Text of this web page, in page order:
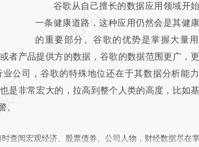
谷歌从自己擅长的数据应用领域开
一条健康道路，这种应用仍然会是其健
的重要部分。谷歌的优势是掌握大量
者产品提供方的数据，谷歌的数据范围更广，
公司，谷歌的特殊地位还在于其数据分析能
是非常宏大的，拉高到整个人类的高度，比如
。
时查阅宏观经济、股票债券、公司人物，财经数据尽在掌